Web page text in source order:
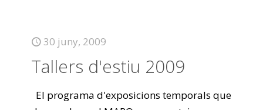
30 juny, 2009
Tallers d'estiu 2009
El programa d'exposicions temporals que